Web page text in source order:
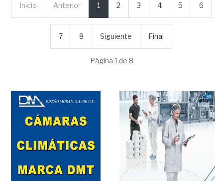
Inicio Anterior 1 2 3 4 5 6
7 8 Siguiente Final
Página 1 de 8